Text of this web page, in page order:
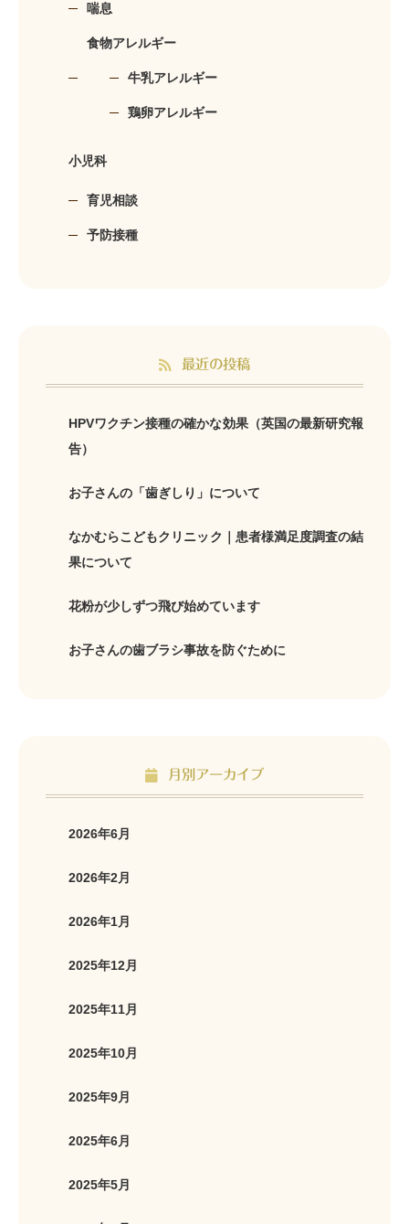
喘息
食物アレルギー
牛乳アレルギー
鶏卵アレルギー
小児科
育児相談
予防接種
最近の投稿
HPVワクチン接種の確かな効果（英国の最新研究報
告）
お子さんの「歯ぎしり」について
なかむらこどもクリニック｜患者様満足度調査の結
果について
花粉が少しずつ飛び始めています
お子さんの歯ブラシ事故を防ぐために
月別アーカイブ
2026年6月
2026年2月
2026年1月
2025年12月
2025年11月
2025年10月
2025年9月
2025年6月
2025年5月